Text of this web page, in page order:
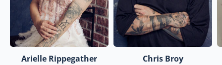
Arielle Rippegather Chris Broy